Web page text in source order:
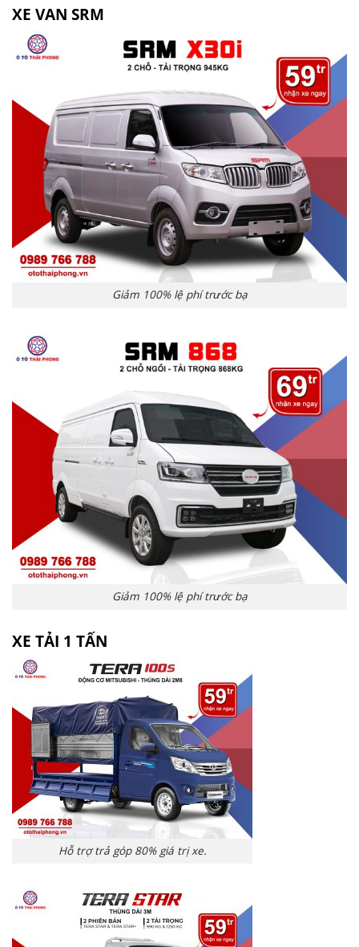
XE VAN SRM
Giảm 100% lệ phí trước bạ
Giảm 100% lệ phí trước bạ
XE TẢI 1 TẤN
Hỗ trợ trả góp 80% giá trị xe.